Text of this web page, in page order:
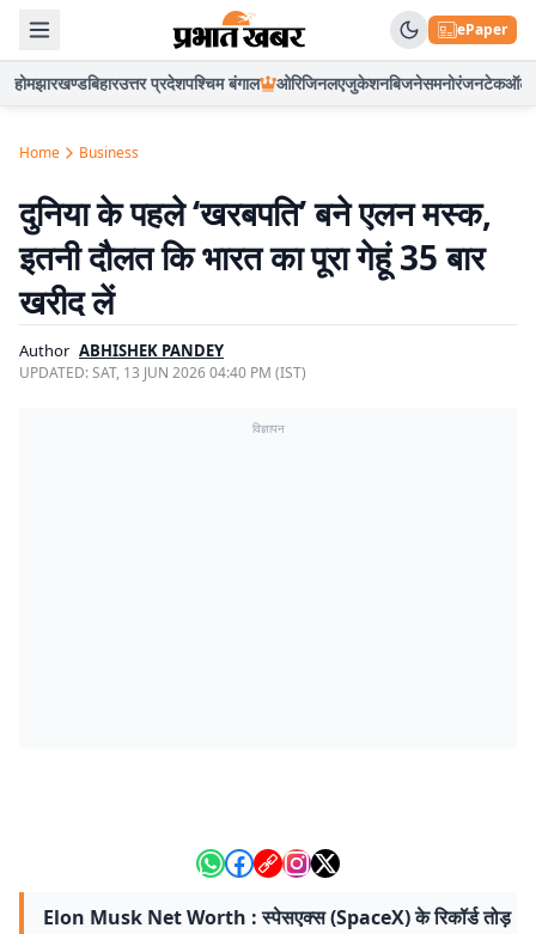
ePaper
होमझारखण्डबिहारउत्तर प्रदेशपश्चिम बंगाल ओरिजिनलएजुकेशनबिजनेसमनोरंजनटेकऑटो
Home Business
दुनिया के पहले ‘खरबपति’ बने एलन मस्क,
इतनी दौलत कि भारत का पूरा गेहूं 35 बार
खरीद लें
Author ABHISHEK PANDEY
UPDATED:SAT, 13 JUN 2026 04:40 PM (IST)
विज्ञापन
Elon Musk Net Worth : स्पेसएक्स (SpaceX) के रिकॉर्ड तोड़